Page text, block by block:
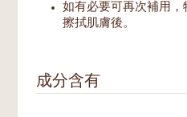
如有必要可再次補用，
擦拭肌膚後。
成分含有